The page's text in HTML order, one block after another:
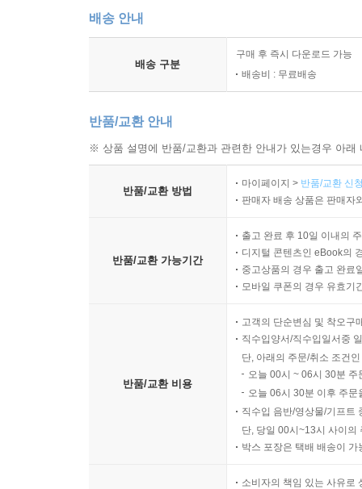
배송 안내
배송 구분
구매 후 즉시 다운로드 가능
배송비 : 무료배송
반품/교환 안내
※ 상품 설명에 반품/교환과 관련한 안내가 있는경우 아
반품/교환 방법
마이페이지 > 반품/교환 신
판매자 배송 상품은 판매자
반품/교환 가능기간
출고 완료 후 10일 이내의
디지털 콘텐츠인 eBook의
중고상품의 경우 출고 완료
모바일 쿠폰의 경우 유효기
반품/교환 비용
고객의 단순변심 및 착오구
직수입양서/직수입일서중
단, 아래의 주문/취소 조건
오늘 00시 ~ 06시 30분
오늘 06시 30분 이후 주
직수입 음반/영상물/기프트
단, 당일 00시~13시 사이의
박스 포장은 택배 배송이
소비자의 책임 있는 사유로